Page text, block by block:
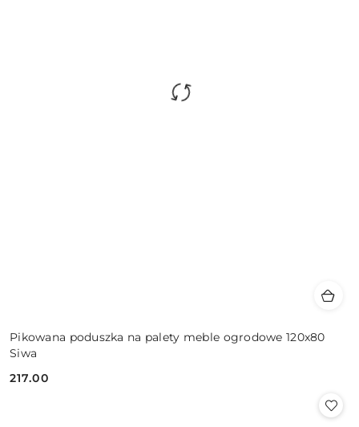
Pikowana poduszka na palety meble ogrodowe 120x80
Siwa
Cena:
217.00